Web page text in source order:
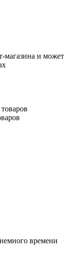
магазина и может
времени